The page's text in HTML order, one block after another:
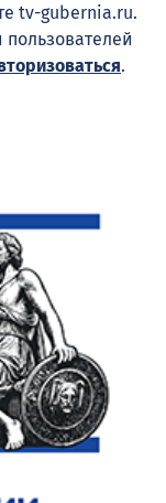
tv-gubernia.ru.
.